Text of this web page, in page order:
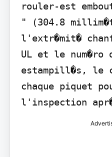
rouler-est
" (304.8
l'extr�mit�
UL et le num�ro
estampill�s, le
chaque piquet
l'inspection